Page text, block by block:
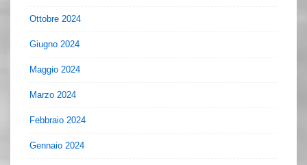
Ottobre 2024
Giugno 2024
Maggio 2024
Marzo 2024
Febbraio 2024
Gennaio 2024